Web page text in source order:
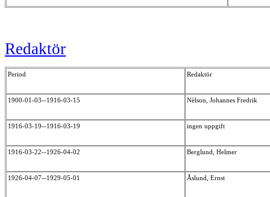
Redaktör
Period Redaktör
1900-01-03--1916-03-15 Nèlson, Johannes Fredrik
1916-03-19--1916-03-19 ingen uppgift
1916-03-22--1926-04-02 Berglund, Helmer
1926-04-07--1929-05-01 Åslund, Ernst